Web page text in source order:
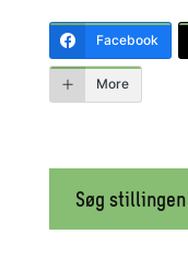
Facebook
More
Søg stillingen